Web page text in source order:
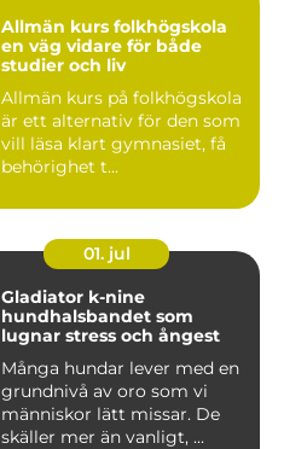
Allmän kurs folkhögskola
en väg vidare för både
studier och liv
Allmän kurs på folkhögskola
är ett alternativ för den som
vill läsa klart gymnasiet, få
behörighet t...
01. jul
Gladiator k-nine
hundhalsbandet som
lugnar stress och ångest
Många hundar lever med en
grundnivå av oro som vi
människor lätt missar. De
skäller mer än vanligt, ...